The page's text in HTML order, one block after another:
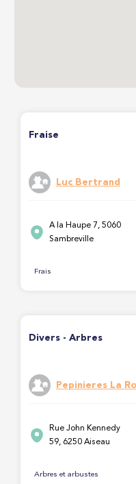
Fraise
Luc Bertrand
A la Haupe 7, 5060
Sambreville
Frais
Divers - Arbres
Pepinieres La
Rue John Kennedy
59, 6250 Aiseau
Arbres et arbustes